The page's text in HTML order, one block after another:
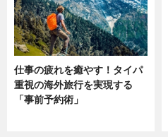
仕事の疲れを癒やす！タイパ
重視の海外旅行を実現する
「事前予約術」